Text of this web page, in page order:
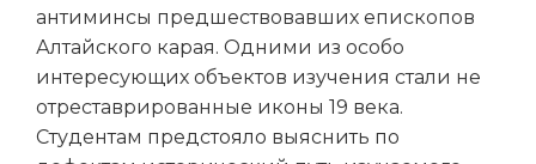
антиминсы предшествовавших епископов
Алтайского карая. Одними из особо
интересующих объектов изучения стали не
отреставрированные иконы 19 века.
Студентам предстояло выяснить по